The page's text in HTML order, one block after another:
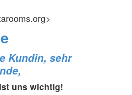
Kundin, sehr
uns wichtig!